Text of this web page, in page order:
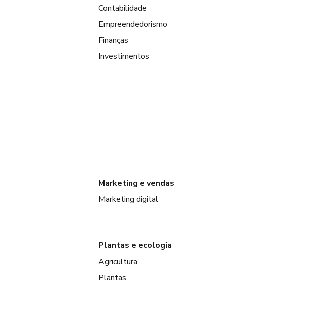
Contabilidade
Empreendedorismo
Finanças
Investimentos
Marketing e vendas
Marketing digital
Plantas e ecologia
Agricultura
Plantas